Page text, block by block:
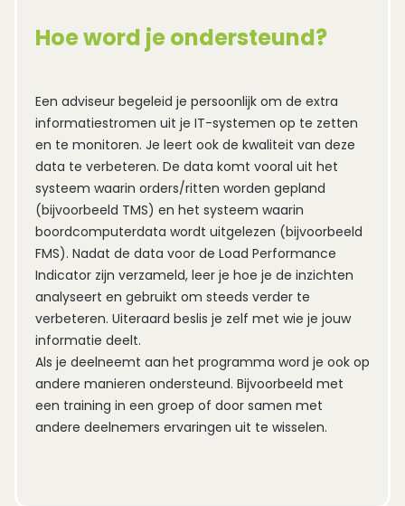
Hoe word je ondersteund?
Een adviseur begeleid je persoonlijk om de extra
informatiestromen uit je IT-systemen op te zetten
en te monitoren. Je leert ook de kwaliteit van deze
data te verbeteren. De data komt vooral uit het
systeem waarin orders/ritten worden gepland
(bijvoorbeeld TMS) en het systeem waarin
boordcomputerdata wordt uitgelezen (bijvoorbeeld
FMS). Nadat de data voor de Load Performance
Indicator zijn verzameld, leer je hoe je de inzichten
analyseert en gebruikt om steeds verder te
verbeteren. Uiteraard beslis je zelf met wie je jouw
informatie deelt.
Als je deelneemt aan het programma word je ook op
andere manieren ondersteund. Bijvoorbeeld met
een training in een groep of door samen met
andere deelnemers ervaringen uit te wisselen.